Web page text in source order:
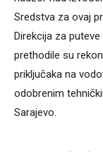
Sredstva za ovaj
Direkcija za
prethodile su
priključaka na
odobrenim
Sarajevo.